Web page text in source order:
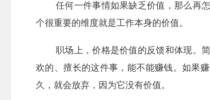
任何一件事情如果缺乏价值，那么再
个很重要的维度就是工作本身的价值。
职场上，价格是价值的反馈和体现。
欢的、擅长的这件事，能不能赚钱。如果
久，就会放弃，因为它没有价值。